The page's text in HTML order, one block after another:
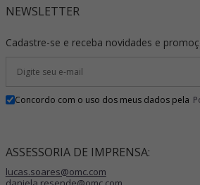
NEWSLETTER
Cadastre-se e receba novidades e
Concordo com o uso dos meus dados pela
ASSESSORIA DE IMPRENSA:
lucas.soares@omc.com